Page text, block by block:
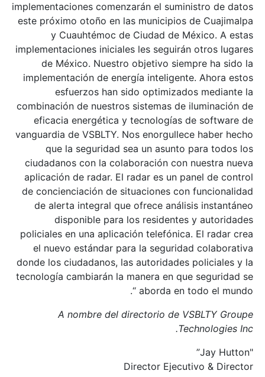
implementaciones comenzarán el suministro de datos
este próximo otoño en las municipios de Cuajimalpa
y Cuauhtémoc de Ciudad de México. A estas
implementaciones iniciales les seguirán otros lugares
de México. Nuestro objetivo siempre ha sido la
implementación de energía inteligente. Ahora estos
esfuerzos han sido optimizados mediante la
combinación de nuestros sistemas de iluminación de
eficacia energética y tecnologías de software de
vanguardia de VSBLTY. Nos enorgullece haber hecho
que la seguridad sea un asunto para todos los
ciudadanos con la colaboración con nuestra nueva
aplicación de radar. El radar es un panel de control
de concienciación de situaciones con funcionalidad
de alerta integral que ofrece análisis instantáneo
disponible para los residentes y autoridades
policiales en una aplicación telefónica. El radar crea
el nuevo estándar para la seguridad colaborativa
donde los ciudadanos, las autoridades policiales y la
tecnología cambiarán la manera en que seguridad se
aborda en todo el mundo “.
A nombre del directorio de VSBLTY Groupe
Technologies Inc.
"Jay Hutton”
Director Ejecutivo & Director